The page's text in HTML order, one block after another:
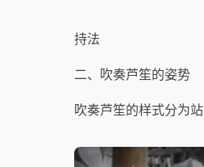
持法
二、吹奏芦笙的姿势
吹奏芦笙的样式分为